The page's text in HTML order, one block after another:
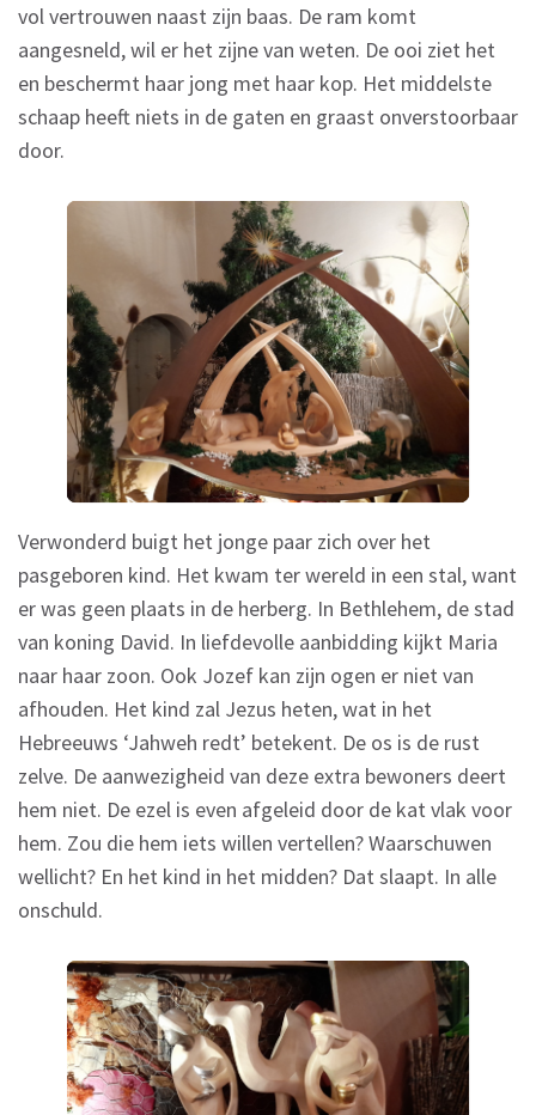
vol vertrouwen naast zijn baas. De ram komt
aangesneld, wil er het zijne van weten. De ooi ziet het
en beschermt haar jong met haar kop. Het middelste
schaap heeft niets in de gaten en graast onverstoorbaar
door.
Verwonderd buigt het jonge paar zich over het
pasgeboren kind. Het kwam ter wereld in een stal, want
er was geen plaats in de herberg. In Bethlehem, de stad
van koning David. In liefdevolle aanbidding kijkt Maria
naar haar zoon. Ook Jozef kan zijn ogen er niet van
afhouden. Het kind zal Jezus heten, wat in het
Hebreeuws ‘Jahweh redt’ betekent. De os is de rust
zelve. De aanwezigheid van deze extra bewoners deert
hem niet. De ezel is even afgeleid door de kat vlak voor
hem. Zou die hem iets willen vertellen? Waarschuwen
wellicht? En het kind in het midden? Dat slaapt. In alle
onschuld.